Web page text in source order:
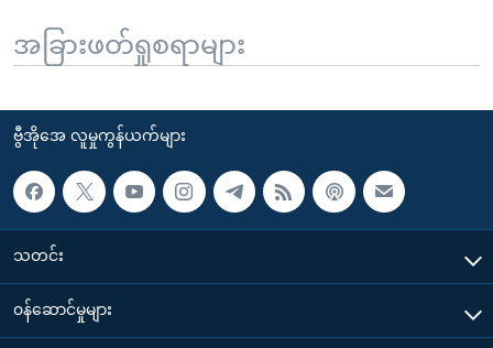
အခြားဖတ်ရှုစရာများ
ဗွီအိုအေ လူမှုကွန်ယက်များ
သတင်း
၀န်ဆောင်မှုများ